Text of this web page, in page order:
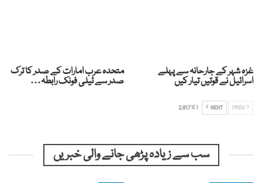
غزہ شہر کے جارحانہ سے پہلے
اسرائیل نے قوتیں تیار کیں
متحدہ عرب امارات کے صدر کا ترک
صدر سے ٹیلی فونک رابطہ…
NEXT 1 کا 2,817
سب سے زیادہ پڑھی جانے والی خبریں